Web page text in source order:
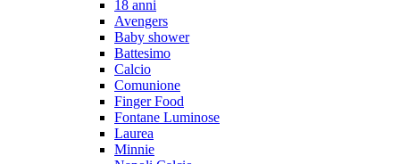
18 anni
Avengers
Baby shower
Battesimo
Calcio
Comunione
Finger Food
Fontane Luminose
Laurea
Minnie